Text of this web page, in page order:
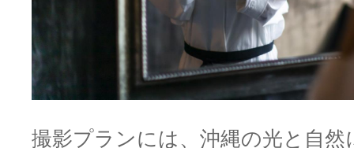
撮影プランには、沖縄の光と自然